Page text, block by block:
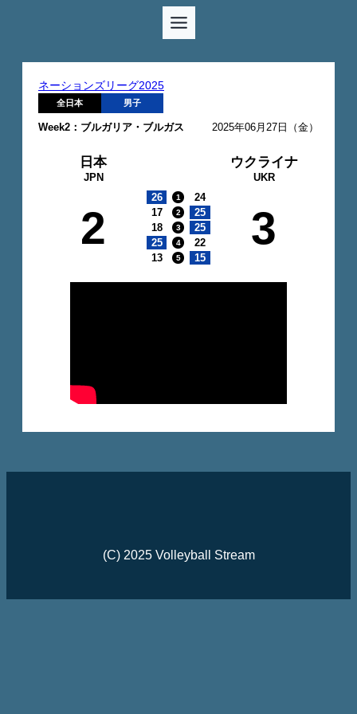
ネーションズリーグ2025
全日本 男子
Week2：ブルガリア・ブルガス 2025年06月27日（金）
日本
JPN
ウクライナ
UKR
2
26 1
24
17
2
25
18
3
25
25
4
22
13
5 15
3
(C) 2025 Volleyball Stream